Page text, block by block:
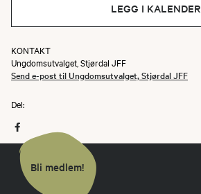
LEGG I KALENDER
KONTAKT
Ungdomsutvalget, Stjørdal JFF
Send e-post til Ungdomsutvalget, Stjørdal JFF
Del:
Bli medlem!